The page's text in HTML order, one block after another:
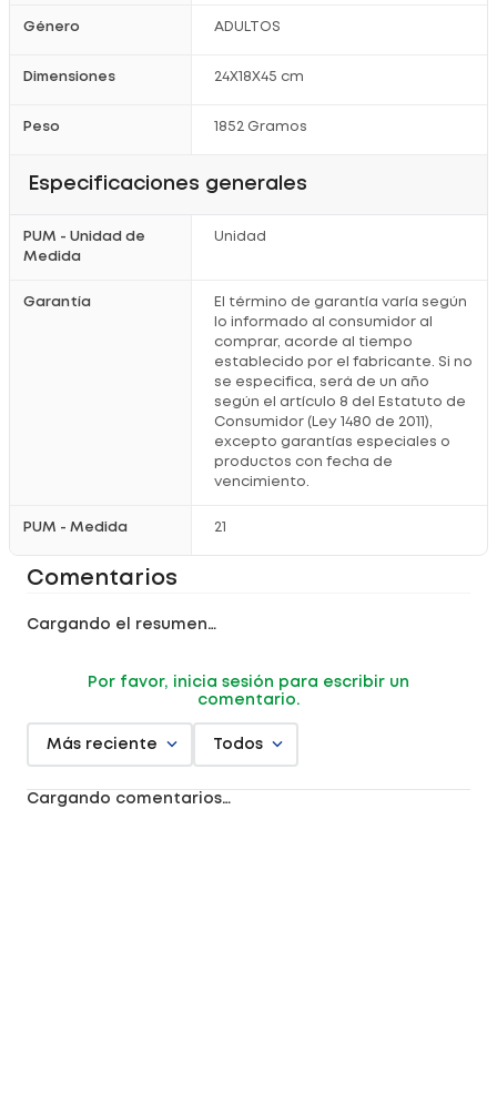
Género ADULTOS
Dimensiones 24X18X45 cm
Peso 1852 Gramos
Especificaciones generales
PUM - Unidad de
Medida
Unidad
Garantía
El término de garantía varía según
lo informado al consumidor al
comprar, acorde al tiempo
establecido por el fabricante. Si no
se especifica, será de un año
según el artículo 8 del Estatuto de
Consumidor (Ley 1480 de 2011),
excepto garantías especiales o
productos con fecha de
vencimiento.
PUM - Medida 21
Comentarios
Cargando el resumen…
Por favor, inicia sesión para escribir un
comentario.
Más reciente Todos
Cargando comentarios…